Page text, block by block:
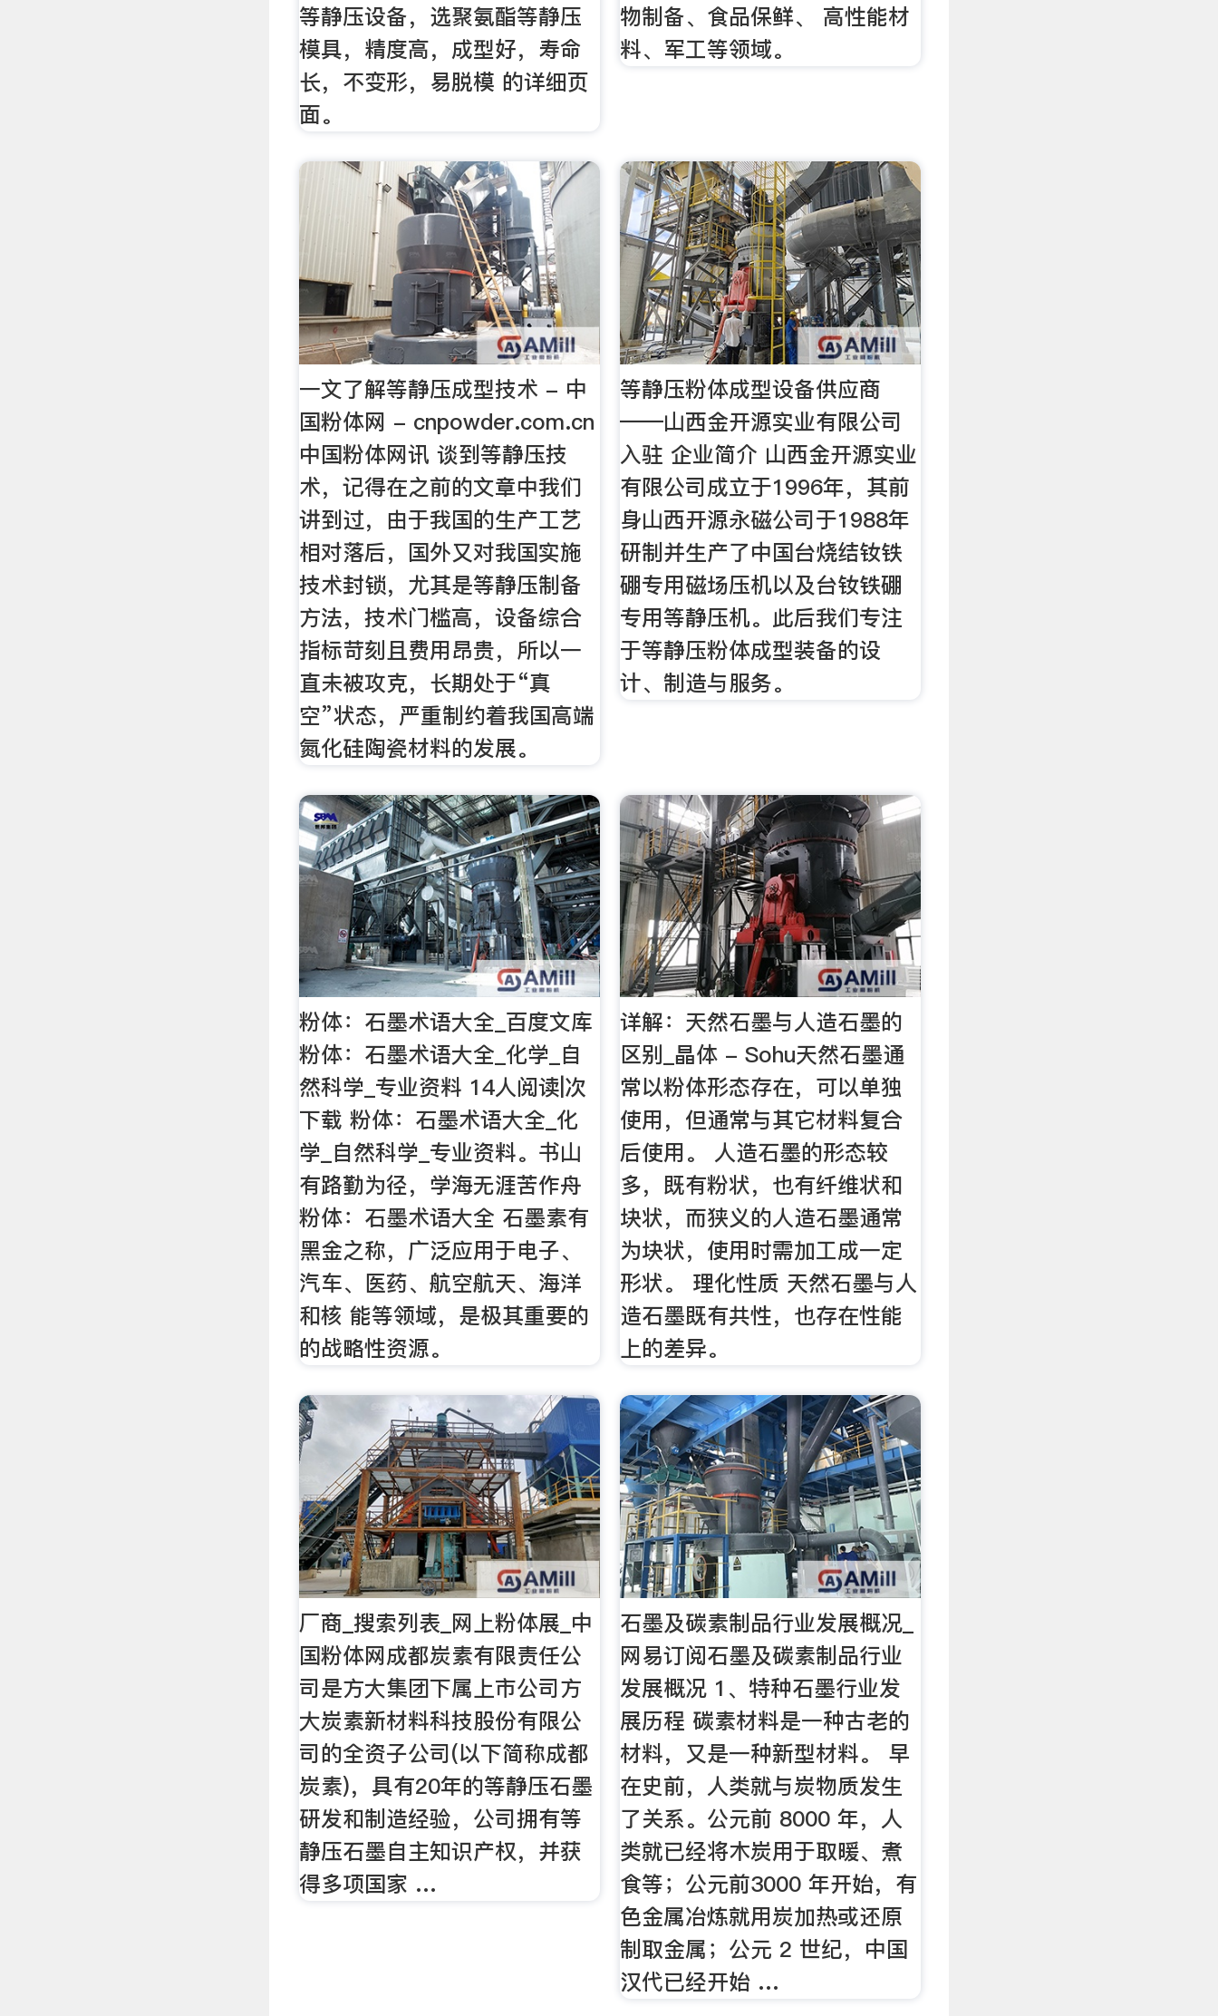
等静压设备，选聚氨酯等静压
模具，精度高，成型好，寿命
长，不变形，易脱模 的详细页
面。
物制备、食品保鲜、 高性能材
料、军工等领域。
一文了解等静压成型技术 - 中
国粉体网 - cnpowder.com.cn
中国粉体网讯 谈到等静压技
术，记得在之前的文章中我们
讲到过，由于我国的生产工艺
相对落后，国外又对我国实施
技术封锁，尤其是等静压制备
方法，技术门槛高，设备综合
指标苛刻且费用昂贵，所以一
直未被攻克，长期处于“真
空”状态，严重制约着我国高端
氮化硅陶瓷材料的发展。
等静压粉体成型设备供应商
——山西金开源实业有限公司
入驻 企业简介 山西金开源实业
有限公司成立于1996年，其前
身山西开源永磁公司于1988年
研制并生产了中国台烧结钕铁
硼专用磁场压机以及台钕铁硼
专用等静压机。此后我们专注
于等静压粉体成型装备的设
计、制造与服务。
粉体：石墨术语大全_百度文库
粉体：石墨术语大全_化学_自
然科学_专业资料 14人阅读|次
下载 粉体：石墨术语大全_化
学_自然科学_专业资料。书山
有路勤为径，学海无涯苦作舟
粉体：石墨术语大全 石墨素有
黑金之称，广泛应用于电子、
汽车、医药、航空航天、海洋
和核 能等领域，是极其重要的
的战略性资源。
详解：天然石墨与人造石墨的
区别_晶体 - Sohu天然石墨通
常以粉体形态存在，可以单独
使用，但通常与其它材料复合
后使用。 人造石墨的形态较
多，既有粉状，也有纤维状和
块状，而狭义的人造石墨通常
为块状，使用时需加工成一定
形状。 理化性质 天然石墨与人
造石墨既有共性，也存在性能
上的差异。
厂商_搜索列表_网上粉体展_中
国粉体网成都炭素有限责任公
司是方大集团下属上市公司方
大炭素新材料科技股份有限公
司的全资子公司(以下简称成都
炭素)，具有20年的等静压石墨
研发和制造经验，公司拥有等
静压石墨自主知识产权，并获
得多项国家 …
石墨及碳素制品行业发展概况_
网易订阅石墨及碳素制品行业
发展概况 1、特种石墨行业发
展历程 碳素材料是一种古老的
材料，又是一种新型材料。 早
在史前，人类就与炭物质发生
了关系。公元前 8000 年，人
类就已经将木炭用于取暖、煮
食等；公元前3000 年开始，有
色金属冶炼就用炭加热或还原
制取金属；公元 2 世纪，中国
汉代已经开始 …